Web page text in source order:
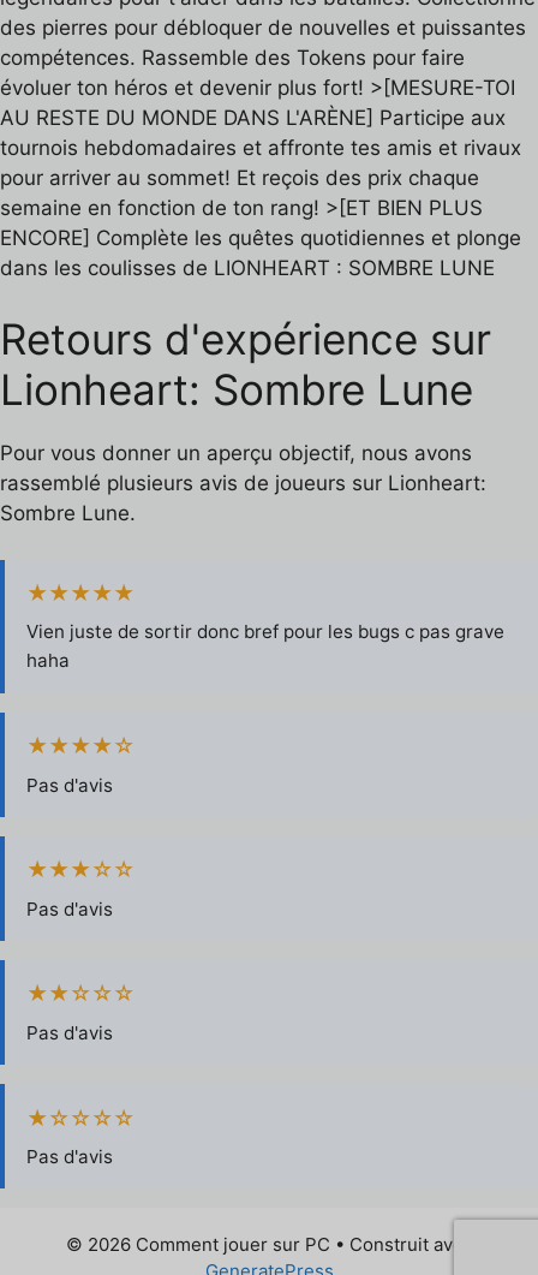
des pierres pour débloquer de nouvelles et puissantes
compétences. Rassemble des Tokens pour faire
évoluer ton héros et devenir plus fort! >[MESURE-TOI
AU RESTE DU MONDE DANS L'ARÈNE] Participe aux
tournois hebdomadaires et affronte tes amis et rivaux
pour arriver au sommet! Et reçois des prix chaque
semaine en fonction de ton rang! >[ET BIEN PLUS
ENCORE] Complète les quêtes quotidiennes et plonge
dans les coulisses de LIONHEART : SOMBRE LUNE
Retours d'expérience sur
Lionheart: Sombre Lune
Pour vous donner un aperçu objectif, nous avons
rassemblé plusieurs avis de joueurs sur Lionheart:
Sombre Lune.
★★★★★
Vien juste de sortir donc bref pour les bugs c pas grave
haha
★★★★☆
Pas d'avis
★★★☆☆
Pas d'avis
★★☆☆☆
Pas d'avis
★☆☆☆☆
Pas d'avis
© 2026 Comment jouer sur PC • Construit avec